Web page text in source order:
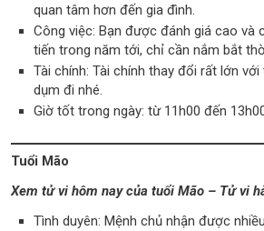
quan tâm hơn đến gia đình.
Công việc: Bạn được đánh giá cao và
tiến trong năm tới, chỉ cần nắm bắt
Tài chính: Tài chính thay đổi rất lớn với
dụm đi nhé.
Giờ tốt trong ngày: từ 11h00 đến
Tuổi Mão
Xem tử vi hôm nay của tuổi Mão – Tử vi
Tình duyên: Mệnh chủ nhận được